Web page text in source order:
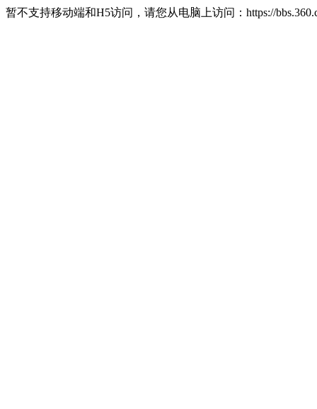
暂不支持移动端和H5访问，请您从电脑上访问：https://